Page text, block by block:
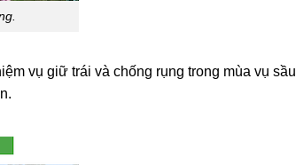
vụ giữ trái và chống rụng trong mùa vụ sầu